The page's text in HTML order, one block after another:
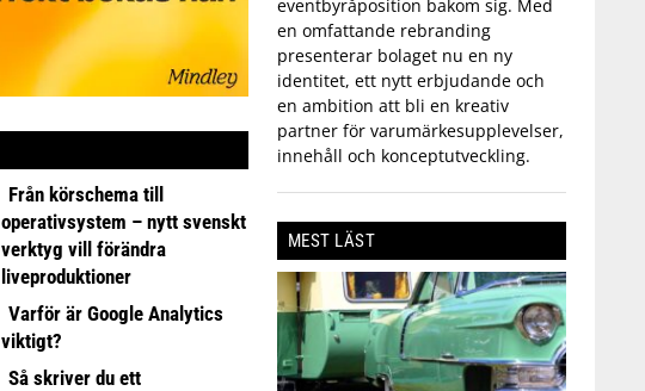
Från körschema till
operativsystem – nytt svenskt
verktyg vill förändra
liveproduktioner
Varför är Google Analytics
viktigt?
Så skriver du ett
eventbyråposition bakom sig. Med
en omfattande rebranding
presenterar bolaget nu en ny
identitet, ett nytt erbjudande och
en ambition att bli en kreativ
partner för varumärkesupplevelser,
innehåll och konceptutveckling.
MEST LÄST